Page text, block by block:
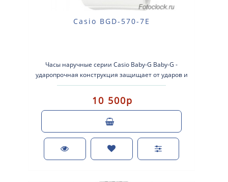
Casio BGD-570-7E
Часы наручные серии Casio Baby-G Baby-G -
ударопрочная конструкция защищает от ударов и
вибрации. Кварцевые наручн..
10 500р